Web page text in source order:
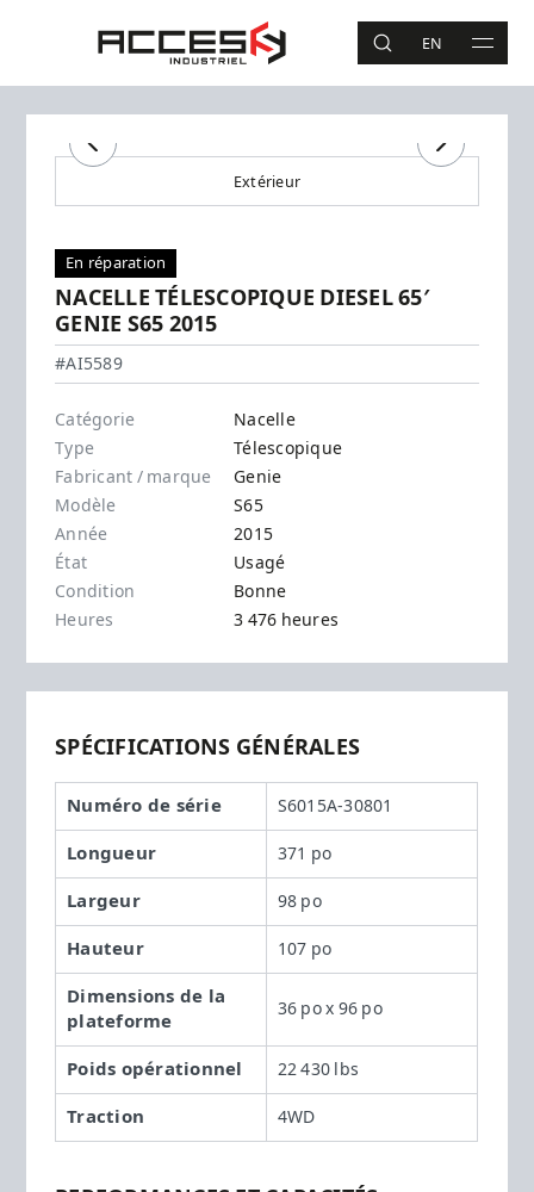
Accès Industriel
RECHERCHE
EN MAIN
Recherche
Précédent Suivant
Extérieur
En réparation
NACELLE TÉLESCOPIQUE DIESEL 65′
GENIE S65 2015
Genie - S65
#AI5589
Catégorie
Nacelle
Type
Télescopique
Fabricant / marque
Genie
Modèle
S65
Année
2015
État
Usagé
Condition
Bonne
Heures
3 476 heures
SPÉCIFICATIONS GÉNÉRALES
Numéro de série S6015A-30801
Longueur 371 po
Largeur 98 po
Hauteur 107 po
Dimensions de la
plateforme
36 po x 96 po
Poids opérationnel 22 430 lbs
Traction 4WD